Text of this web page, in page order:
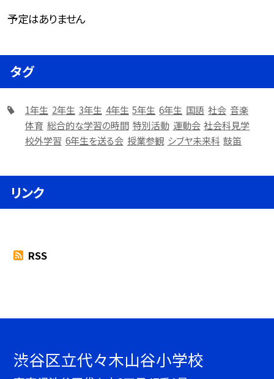
予定はありません
タグ
1年生 2年生 3年生 4年生 5年生 6年生 国語 社会 音楽
体育 総合的な学習の時間 特別活動 運動会 社会科見学
校外学習 6年生を送る会 授業参観 シブヤ未来科 鼓笛
リンク
RSS
渋谷区立代々木山谷小学校